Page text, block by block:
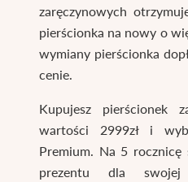
zaręczynowych
pierścionka na nowy o
wymiany pierścionka
cenie.
Kupujesz pierścionek
wartości 2999zł i
Premium. Na 5
prezentu dla